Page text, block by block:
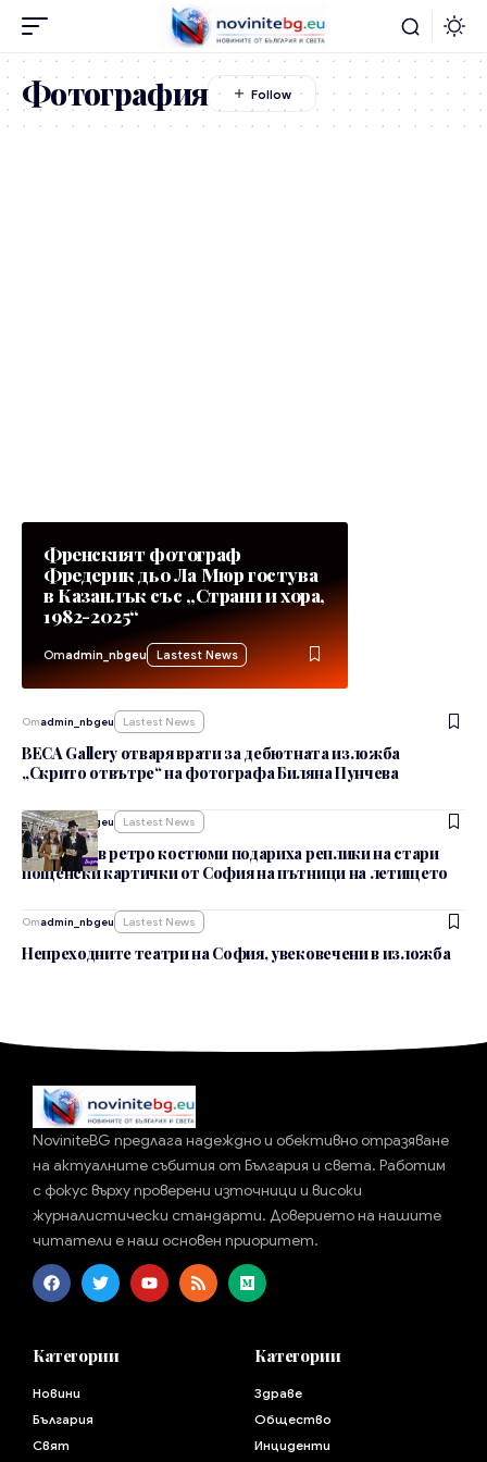
Фотография
Френският фотограф
Фредерик дьо Ла Мюр гостува
в Казанлък със „Страни и хора,
1982-2025“
Отadmin_nbgeu Lastest News
Отadmin_nbgeu Lastest News
BECA Gallery отваря врати за дебютната изложба
„Скрито отвътре“ на фотографа Биляна Пунчева
Отadmin_nbgeu Lastest News
Студенти в ретро костюми подариха реплики на стари
пощенски картички от София на пътници на летището
Отadmin_nbgeu Lastest News
Непреходните театри на София, увековечени в изложба
NoviniteBG предлага надеждно и обективно отразяване
на актуалните събития от България и света. Работим
с фокус върху проверени източници и високи
журналистически стандарти. Доверието на нашите
читатели е наш основен приоритет.
Категории
Новини
България
Свят
Категории
Здраве
Общество
Инциденти